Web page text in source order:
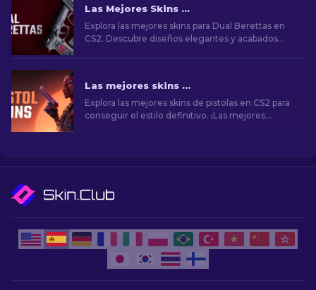
Las Mejores Skins de Dual Berettas en CS2
Explora las mejores skins para Dual Berettas en
CS2. Descubre diseños elegantes y acabados
Las mejores skins de pistolas en CS2 [2026]
Explora las mejores skins de pistolas en CS2 para
conseguir el estilo definitivo. ¡Las mejores